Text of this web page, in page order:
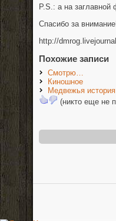
P.S.: а на
Спасибо за
http://
Похожие записи
Смотрю…
Киношное
Медвежья история
(никто еще не